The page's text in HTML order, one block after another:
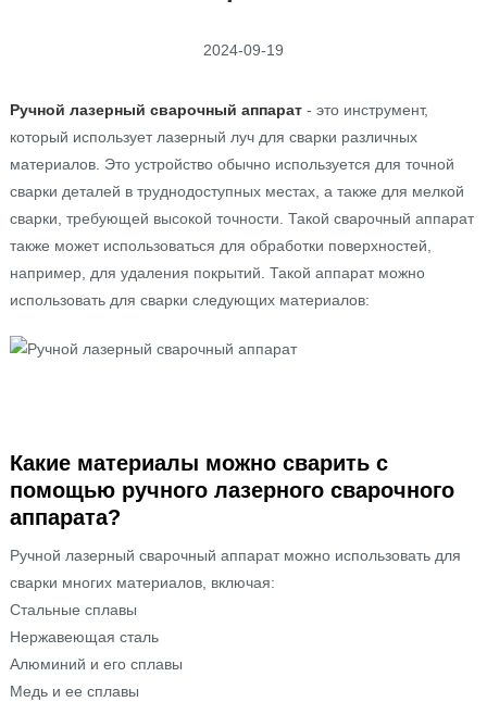
2024-09-19
Ручной лазерный сварочный аппарат- это инструмент,
который использует лазерный луч для сварки различных
материалов. Это устройство обычно используется для точной
сварки деталей в труднодоступных местах, а также для мелкой
сварки, требующей высокой точности. Такой сварочный аппарат
также может использоваться для обработки поверхностей,
например, для удаления покрытий. Такой аппарат можно
использовать для сварки следующих материалов:
Какие материалы можно сварить с
помощью ручного лазерного сварочного
аппарата?
Ручной лазерный сварочный аппарат можно использовать для
сварки многих материалов, включая:
Стальные сплавы
Нержавеющая сталь
Алюминий и его сплавы
Медь и ее сплавы